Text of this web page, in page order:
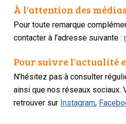
À l'attention des
Pour toute remarque
contacter à l’adresse suivante :
Pour suivre l'actualité
N’hésitez pas à consulter
ainsi que nos réseaux sociaux.
retrouver sur Instagram,